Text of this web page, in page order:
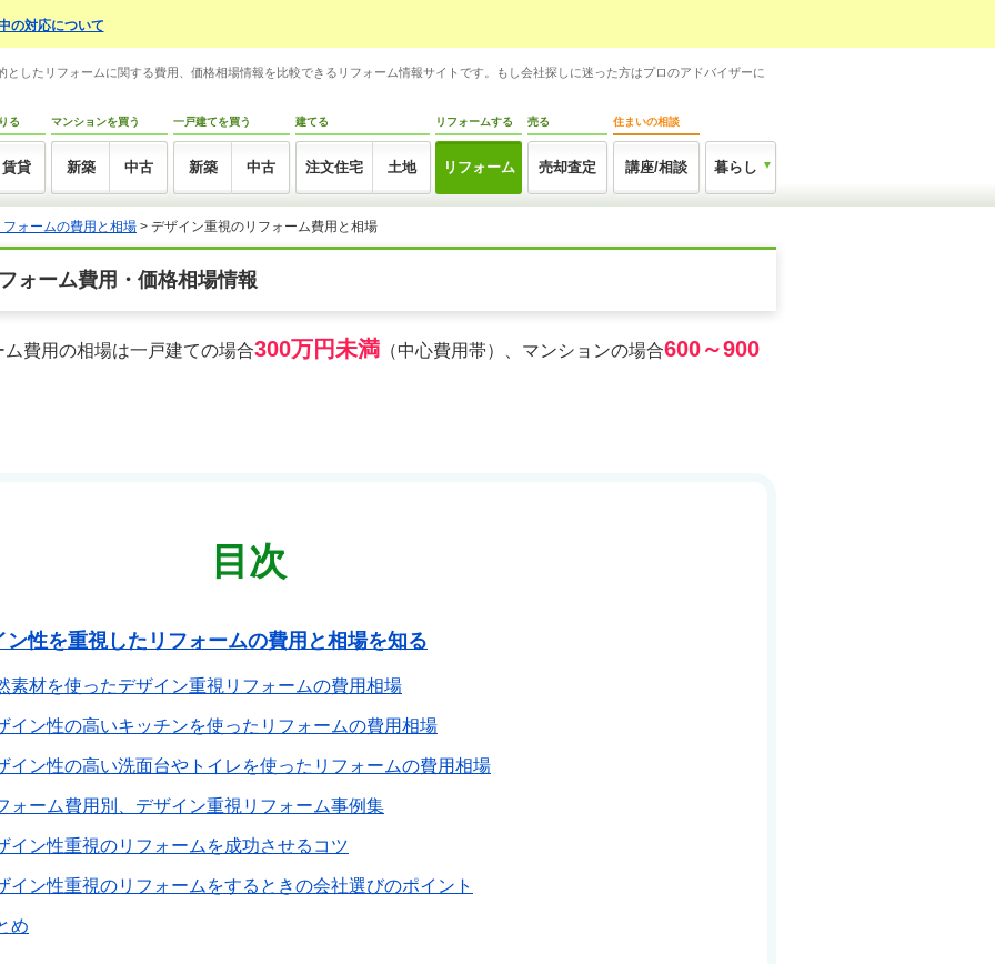
の対応について
したリフォームに関する費用、価格相場情報を比較できるリフォーム情報サイトです。もし会社探しに迷った方はプロのアドバイザーに
る
賃貸
マンションを買う
新築 中古
一戸建てを買う
新築 中古
建てる
注文住宅 土地
リフォームする
リフォーム
売る
売却査定
住まいの相談
講座/相談 暮らし
フォームの費用と相場 > デザイン重視のリフォーム費用と相場
ォーム費用・価格相場情報
費用の相場は一戸建ての場合300万円未満 （中心費用帯）、マンションの場合600～900
目次
ン性を重視したリフォームの費用と相場を知る
素材を使ったデザイン重視リフォームの費用相場
イン性の高いキッチンを使ったリフォームの費用相場
イン性の高い洗面台やトイレを使ったリフォームの費用相場
ォーム費用別、デザイン重視リフォーム事例集
イン性重視のリフォームを成功させるコツ
イン性重視のリフォームをするときの会社選びのポイント
め